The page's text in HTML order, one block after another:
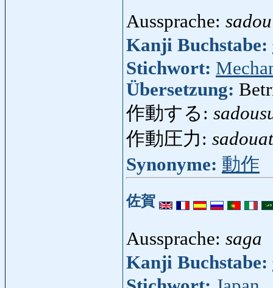
Aussprache: sadou
Kanji Buchstabe:
Stichwort:
Übersetzung:
作動する:
作動圧力:
Synonyme: 動作
佐賀
Aussprache: saga
Kanji Buchstabe: